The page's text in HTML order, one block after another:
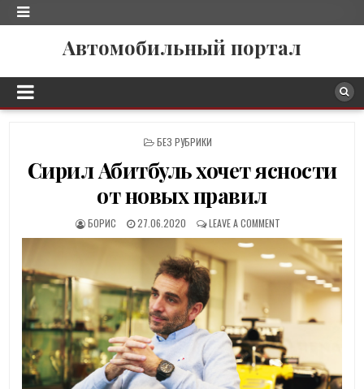
Автомобильный портал
P
S
T
E
I
N
БЕЗ РУБРИКИ
Сирил Абитбуль хочет ясности
от новых правил
БОРИС 27.06.2020 LEAVE A COMMENT